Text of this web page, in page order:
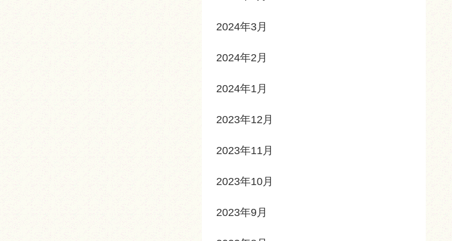
2024年3月
2024年2月
2024年1月
2023年12月
2023年11月
2023年10月
2023年9月